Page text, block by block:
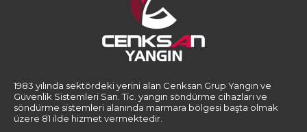
1983 yılında sektördeki yerini alan Cenksan Grup Yangın ve
Güvenlik Sistemleri San. Tic. yangın söndürme cihazları ve
söndürme sistemleri alanında marmara bölgesi başta olmak
üzere 81 ilde hizmet vermektedir.